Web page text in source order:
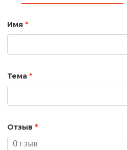
Имя *
Тема *
Отзыв *